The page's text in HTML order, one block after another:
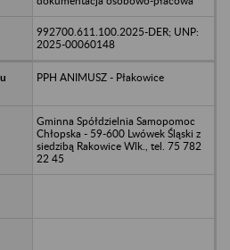
992700.611.100.2025-DER; UNP:
2025-00060148
PPH ANIMUSZ - Płakowice
Gminna Spółdzielnia Samopomoc
Chłopska - 59-600 Lwówek Śląski z
siedzibą Rakowice Wlk., tel. 75 782
22 45